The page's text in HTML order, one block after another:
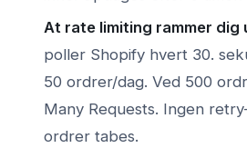
At rate limiting rammer dig
poller Shopify hvert 30.
50 ordrer/dag. Ved 500
Many Requests. Ingen
ordrer tabes.